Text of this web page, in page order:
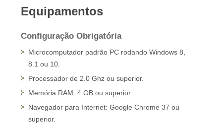
Equipamentos
Configuração Obrigatória
Microcomputador padrão PC rodando Windows 8,
8.1 ou 10.
Processador de 2.0 Ghz ou superior.
Memória RAM: 4 GB ou superior.
Navegador para Internet: Google Chrome 37 ou
superior.